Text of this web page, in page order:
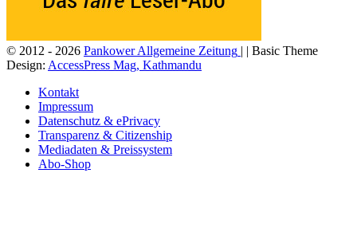
© 2012 - 2026 Pankower Allgemeine Zeitung | | Basic Theme
Design: AccessPress Mag, Kathmandu
Kontakt
Impressum
Datenschutz & ePrivacy
Transparenz & Citizenship
Mediadaten & Preissystem
Abo-Shop